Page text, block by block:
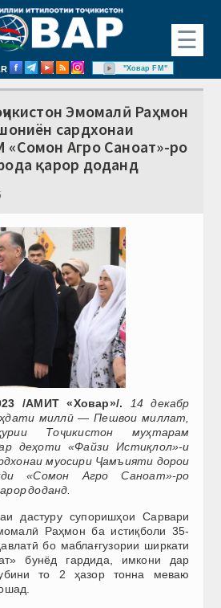
☰
"Ховар FM"
Эмомалӣ Раҳмон
сардхонаи
Агро Саноат»-ро
қарор доданд
/АМИТ «Ховар»/. 14 декабр
миллӣ — Пешвои миллат,
Тоҷикистон муҳтарам
деҳоти «Файзи Истиқлол»-и
муосири Ҷамъияти дорои
«Сомон Агро Саноат»-ро
доданд.
дастуру супоришҳои Сарвари
Раҳмон ба истиқболи 35-
бо маблағгузории ширкати
бунёд гардида, имкони дар
то 2 ҳазор тонна меваю